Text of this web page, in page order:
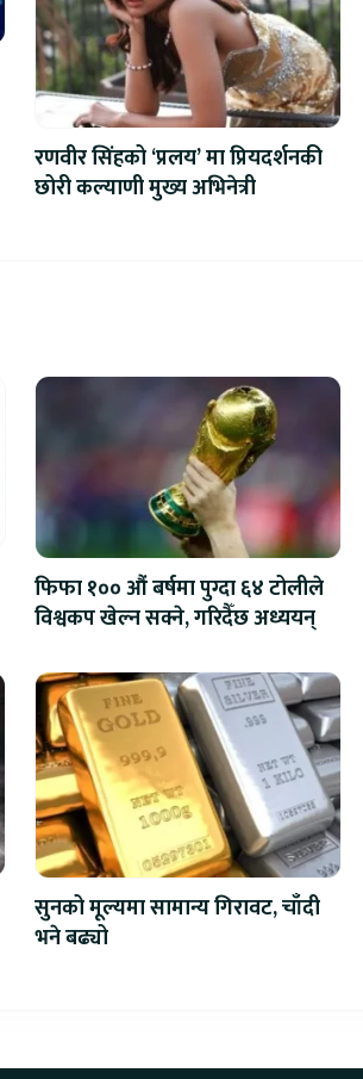
रणवीर सिंहको ‘प्रलय’ मा प्रियदर्शनकी
छोरी कल्याणी मुख्य अभिनेत्री
फिफा १०० औं बर्षमा पुग्दा ६४ टोलीले
विश्वकप खेल्न सक्ने, गरिदैँछ अध्ययन्
सुनको मूल्यमा सामान्य गिरावट, चाँदी
भने बढ्यो